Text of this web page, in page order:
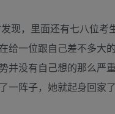
现，里面还有七八位
给一位跟自己差不多大
并没有自己想的那么严
一阵子，她就起身回家